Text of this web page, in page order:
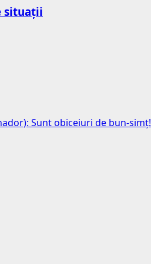
situații
Sunt obiceiuri de bun-simț!